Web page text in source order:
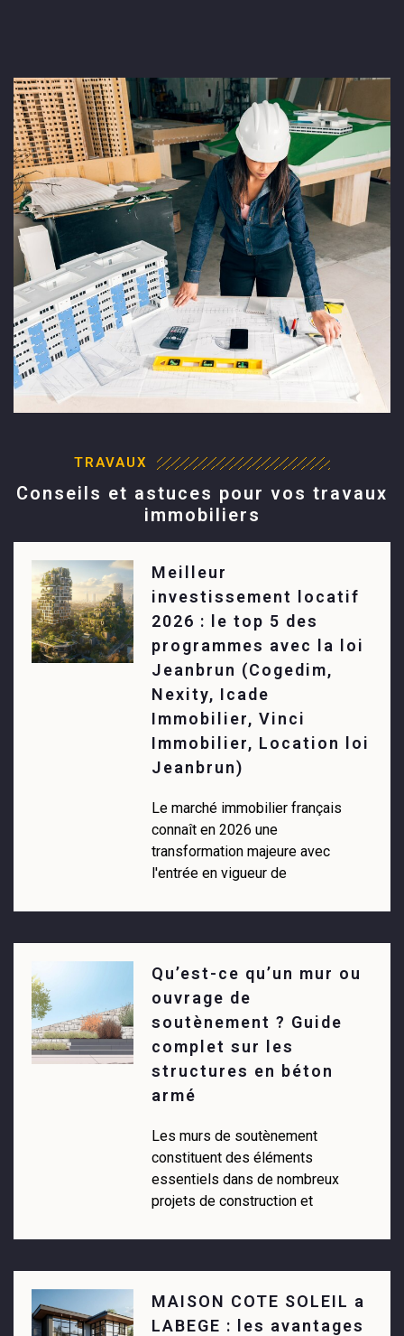
TRAVAUX
Conseils et astuces pour vos travaux
immobiliers
Meilleur
investissement locatif
2026 : le top 5 des
programmes avec la loi
Jeanbrun (Cogedim,
Nexity, Icade
Immobilier, Vinci
Immobilier, Location loi
Jeanbrun)
Le marché immobilier français
connaît en 2026 une
transformation majeure avec
l'entrée en vigueur de
Qu’est-ce qu’un mur ou
ouvrage de
soutènement ? Guide
complet sur les
structures en béton
armé
Les murs de soutènement
constituent des éléments
essentiels dans de nombreux
projets de construction et
MAISON COTE SOLEIL a
LABEGE : les avantages